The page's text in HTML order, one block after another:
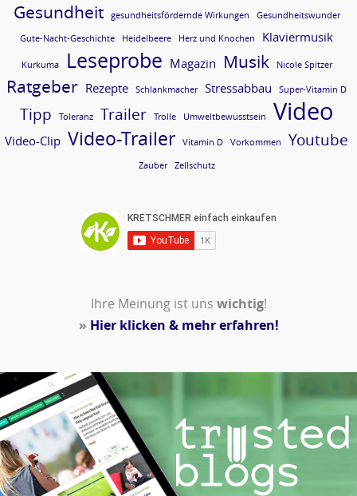
Gesundheit gesundheitsfördernde Wirkungen Gesundheitswunder
Gute-Nacht-Geschichte Heidelbeere Herz und Knochen Klaviermusik
Kurkuma Leseprobe Magazin Musik Nicole Spitzer
Ratgeber Rezepte Schlankmacher Stressabbau Super-Vitamin D
Tipp Toleranz Trailer Trolle Umweltbewusstsein Video
Video-Clip Video-Trailer Vitamin D Vorkommen Youtube
Zauber Zellschutz
Ihre Meinung ist uns wichtig!
» Hier klicken & mehr erfahren!